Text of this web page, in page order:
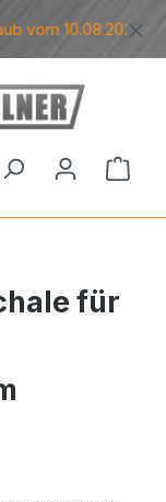
vom 10.08.2026 bis
für